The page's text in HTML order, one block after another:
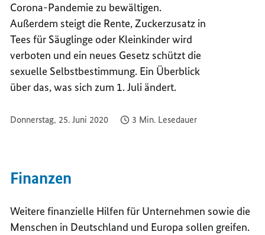
Corona-Pandemie zu bewältigen.
Außerdem steigt die Rente, Zuckerzusatz in
Tees für Säuglinge oder Kleinkinder wird
verboten und ein neues Gesetz schützt die
sexuelle Selbstbestimmung. Ein Überblick
über das, was sich zum 1. Juli ändert.
Donnerstag, 25. Juni 2020 3 Min. Lesedauer
Finanzen
Weitere finanzielle Hilfen für Unternehmen sowie die
Menschen in Deutschland und Europa sollen greifen.